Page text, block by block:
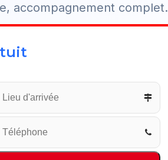
accompagnement complet.